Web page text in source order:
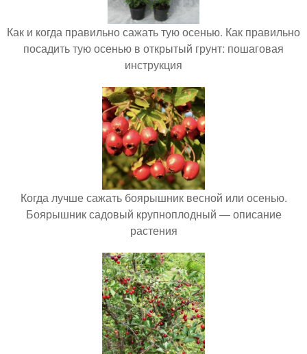
Как и когда правильно сажать тую осенью. Как правильно
посадить тую осенью в открытый грунт: пошаговая
инструкция
Когда лучше сажать боярышник весной или осенью.
Боярышник садовый крупноплодный — описание
растения